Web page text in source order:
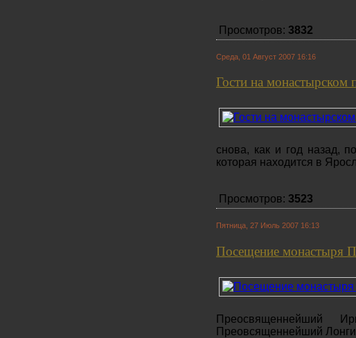
Просмотров: 3832
Среда, 01 Август 2007 16:16
Гости на монастырском
снова, как и год назад,
которая находится в
Просмотров: 3523
Пятница, 27 Июль 2007 16:13
Посещение монастыря
Преосвященнейший
Преовсященнейший